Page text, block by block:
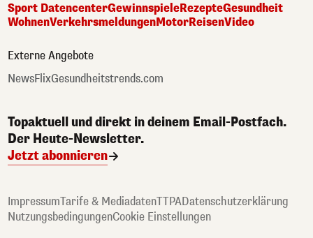
Sport DatencenterGewinnspieleRezepteGesundheit
WohnenVerkehrsmeldungenMotorReisenVideo
Externe Angebote
NewsFlixGesundheitstrends.com
Topaktuell und direkt in deinem Email-Postfach.
Der Heute-Newsletter.
Jetzt abonnieren
ImpressumTarife & MediadatenTTPADatenschutzerklärung
NutzungsbedingungenCookie Einstellungen